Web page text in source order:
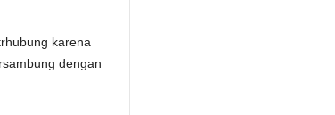
karena
dengan